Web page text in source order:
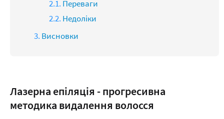
Переваги
Недоліки
Висновки
Лазерна епіляція - прогресивна
методика видалення волосся